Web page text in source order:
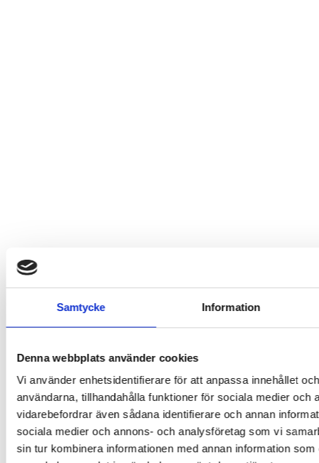
Samtycke Information
Denna webbplats använder cookies
Vi använder enhetsidentifierare för att anpassa innehållet
användarna, tillhandahålla funktioner för sociala medier och
vidarebefordrar även sådana identifierare och annan
sociala medier och annons- och analysföretag som vi
sin tur kombinera informationen med annan information